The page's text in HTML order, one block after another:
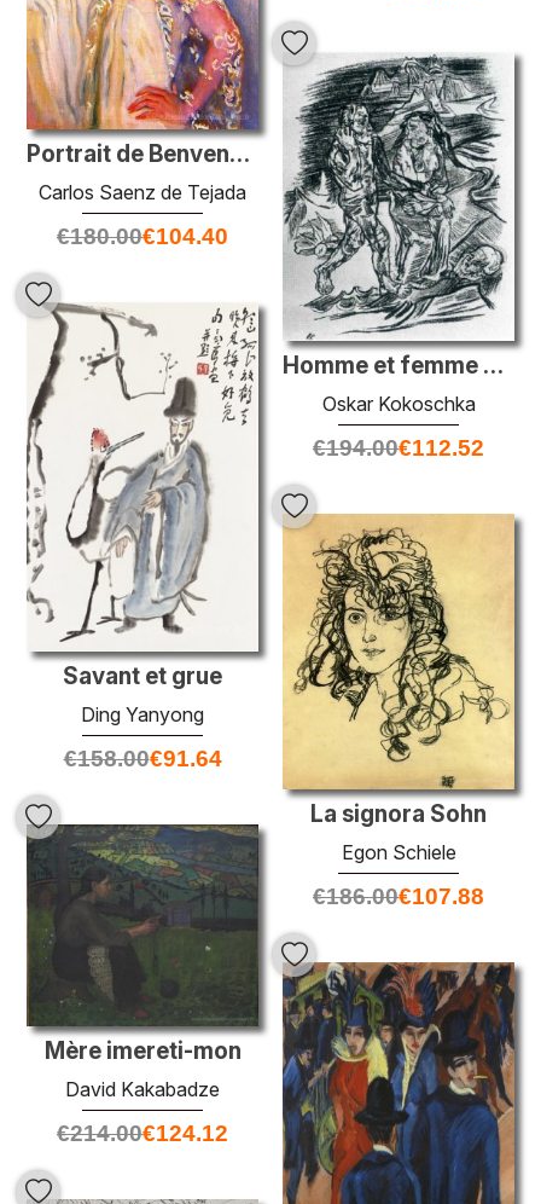
Portrait de Benvenuti Gonzalez del Campillo
Carlos Saenz de Tejada
€180.00€104.40
Homme et femme sur la route de la mort
Oskar Kokoschka
€194.00€112.52
Savant et grue
Ding Yanyong
€158.00€91.64
La signora Sohn
Egon Schiele
€186.00€107.88
Mère imereti-mon
David Kakabadze
€214.00€124.12